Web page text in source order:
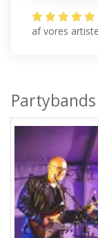
af vores